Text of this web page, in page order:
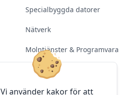
Vi använder kakor för att
Specialbyggda datorer
Nätverk
Molntjänster & Programvara
Server & Backup
Kameraövervakning